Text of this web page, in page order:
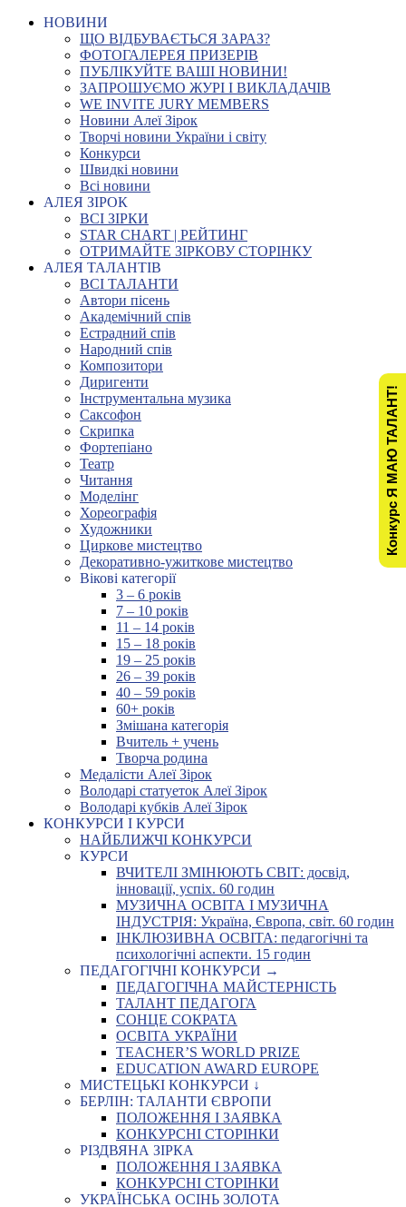
НОВИНИ
ЩО ВІДБУВАЄТЬСЯ ЗАРАЗ?
ФОТОГАЛЕРЕЯ ПРИЗЕРІВ
ПУБЛІКУЙТЕ ВАШІ НОВИНИ!
ЗАПРОШУЄМО ЖУРІ І ВИКЛАДАЧІВ
WE INVITE JURY MEMBERS
Новини Алеї Зірок
Творчі новини України і світу
Конкурси
Швидкі новини
Всі новини
АЛЕЯ ЗІРОК
ВСІ ЗІРКИ
STAR CHART | РЕЙТИНГ
ОТРИМАЙТЕ ЗІРКОВУ СТОРІНКУ
АЛЕЯ ТАЛАНТІВ
ВСІ ТАЛАНТИ
Автори пісень
Академічний спів
Естрадний спів
Народний спів
Композитори
Диригенти
Інструментальна музика
Саксофон
Скрипка
Фортепіано
Театр
Читання
Моделінг
Хореографія
Художники
Циркове мистецтво
Декоративно-ужиткове мистецтво
Вікові категорії
3 – 6 років
7 – 10 років
11 – 14 років
15 – 18 років
19 – 25 років
26 – 39 років
40 – 59 років
60+ років
Змішана категорія
Вчитель + учень
Творча родина
Медалісти Алеї Зірок
Володарі статуеток Алеї Зірок
Володарі кубків Алеї Зірок
КОНКУРСИ І КУРСИ
НАЙБЛИЖЧІ КОНКУРСИ
КУРСИ
ВЧИТЕЛІ ЗМІНЮЮТЬ СВІТ: досвід,
інновації, успіх. 60 годин
МУЗИЧНА ОСВІТА І МУЗИЧНА
ІНДУСТРІЯ: Україна, Європа, світ. 60 годин
ІНКЛЮЗИВНА ОСВІТА: педагогічні та
психологічні аспекти. 15 годин
ПЕДАГОГІЧНІ КОНКУРСИ →
ПЕДАГОГІЧНА МАЙСТЕРНІСТЬ
ТАЛАНТ ПЕДАГОГА
СОНЦЕ СОКРАТА
ОСВІТА УКРАЇНИ
TEACHER’S WORLD PRIZE
EDUCATION AWARD EUROPE
МИСТЕЦЬКІ КОНКУРСИ ↓
БЕРЛІН: ТАЛАНТИ ЄВРОПИ
ПОЛОЖЕННЯ І ЗАЯВКА
КОНКУРСНІ СТОРІНКИ
РІЗДВЯНА ЗІРКА
ПОЛОЖЕННЯ І ЗАЯВКА
КОНКУРСНІ СТОРІНКИ
УКРАЇНСЬКА ОСІНЬ ЗОЛОТА
Конкурс Я МАЮ ТАЛАНТ!